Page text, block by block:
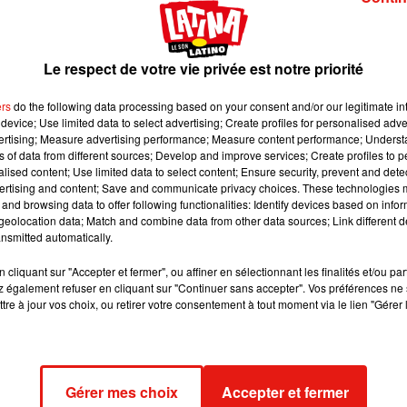
épreuve est programmée. Récit.
image:Pixabay
de trois lycées professionnels est obligée de
ont été égarées le 8 juin dernier, alors même qu’elles
. Selon le quotidienLa Dépêche, ce n’est toutefois que le
et leurs parents ont été informés de la nouvelle.
« SUJET DE SECOURS »
se replonger dans leurs révisions, au plus vite et dans un
le mardi 29 juinavec un « sujet de secours ». Soit, la
de travail pour les élèves qui n’ont pas obtenu la moyenne !
que les élèves et les parents espèrent désormais
Le respect de votre vie privée est notre priorité
do the following data processing based on your consent and/or our legitimate
Use limited data to select advertising; Create profiles for personalised
Measure advertising performance; Measure content performance;
of data from different sources; Develop and improve services; Create profiles to
content; Use limited data to select content; Ensure security, prevent and
and content; Save and communicate privacy choices. These technologies
browsing data to offer following functionalities: Identify devices based on
data; Match and combine data from other data sources; Link different
automatically.
cliquant sur "Accepter et fermer", ou affiner en sélectionnant les finalités et/ou
également refuser en cliquant sur "Continuer sans accepter". Vos préférences
à jour vos choix, ou retirer votre consentement à tout moment via le lien
Gérer mes choix Accepter et fermer